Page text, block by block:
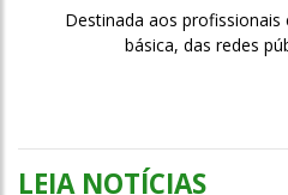
Destinada aos
básica, das redes
LEIA NOTÍCIAS